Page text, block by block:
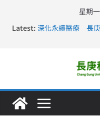
星期
Latest: 深化永續醫療 長
長庚科大訪凱瑟醫
仁德醫專與長庚科
長庚科大連四年穩